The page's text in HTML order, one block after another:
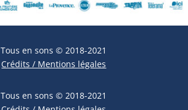
Tous en sons © 2018-2021
Crédits / Mentions légales
Tous en sons © 2018-2021